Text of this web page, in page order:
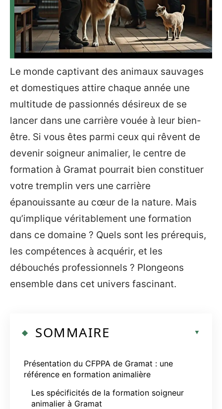
Le monde captivant des animaux sauvages
et domestiques attire chaque année une
multitude de passionnés désireux de se
lancer dans une carrière vouée à leur bien-
être. Si vous êtes parmi ceux qui rêvent de
devenir soigneur animalier, le centre de
formation à Gramat pourrait bien constituer
votre tremplin vers une carrière
épanouissante au cœur de la nature. Mais
qu’implique véritablement une formation
dans ce domaine ? Quels sont les prérequis,
les compétences à acquérir, et les
débouchés professionnels ? Plongeons
ensemble dans cet univers fascinant.
SOMMAIRE
Présentation du CFPPA de Gramat : une
référence en formation animalière
Les spécificités de la formation soigneur
animalier à Gramat